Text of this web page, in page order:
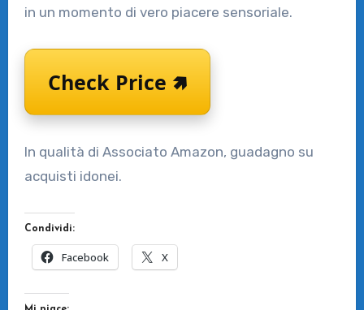
in un momento di vero piacere sensoriale.
Check Price 🢅
In qualità di Associato Amazon, guadagno su
acquisti idonei.
Condividi:
Facebook X